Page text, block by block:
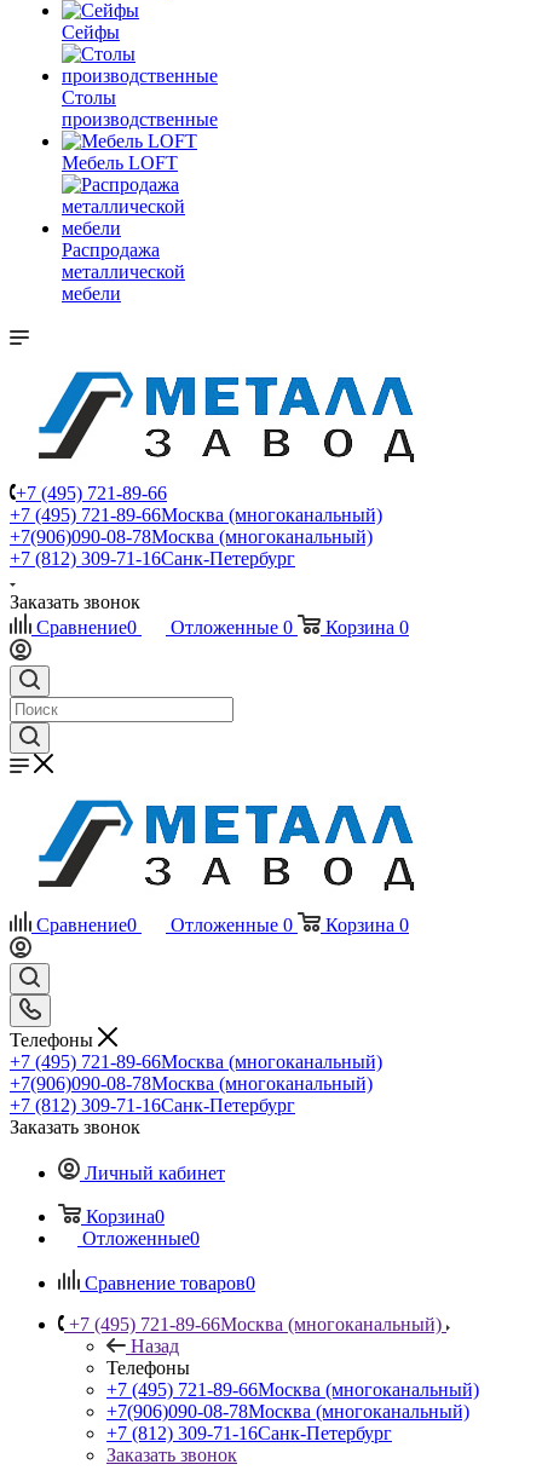
Сейфы
Столы
производственные
Мебель LOFT
Распродажа
металлической
мебели
+7 (495) 721-89-66
+7 (495) 721-89-66Москва (многоканальный)
+7(906)090-08-78Москва (многоканальный)
+7 (812) 309-71-16Санк-Петербург
Заказать звонок
Сравнение0 Отложенные 0 Корзина 0
Сравнение0 Отложенные 0 Корзина 0
Телефоны
+7 (495) 721-89-66Москва (многоканальный)
+7(906)090-08-78Москва (многоканальный)
+7 (812) 309-71-16Санк-Петербург
Заказать звонок
Личный кабинет
Корзина0
Отложенные0
Сравнение товаров0
+7 (495) 721-89-66Москва (многоканальный)
Назад
Телефоны
+7 (495) 721-89-66Москва (многоканальный)
+7(906)090-08-78Москва (многоканальный)
+7 (812) 309-71-16Санк-Петербург
Заказать звонок